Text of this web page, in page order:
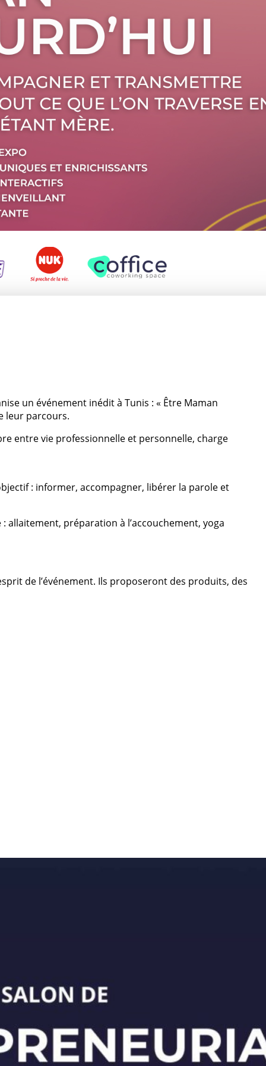
un événement inédit à Tunis : « Être Maman
leur parcours.
entre vie professionnelle et personnelle, charge
: informer, accompagner, libérer la parole et
préparation à l’accouchement, yoga
de l’événement. Ils proposeront des produits, des